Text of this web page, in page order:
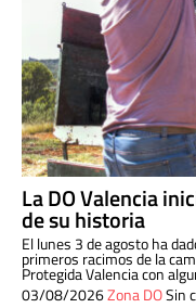
La DO Valencia
de su historia
El lunes 3 de agosto ha
primeros racimos de la
Protegida Valencia con
03/08/2026Zona DOSin